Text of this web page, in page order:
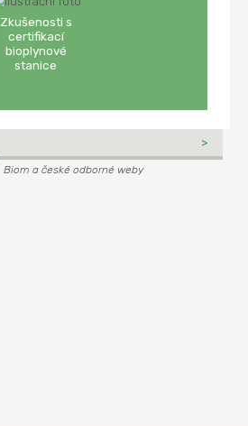
Zkušenosti s
certifikací
bioplynové
stanice
Biom a české odborné weby